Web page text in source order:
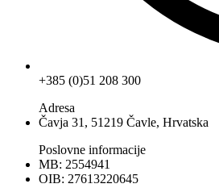
+385 (0)51 208 300
Adresa
Čavja 31, 51219 Čavle, Hrvatska
Poslovne informacije
MB: 2554941
OIB: 27613220645